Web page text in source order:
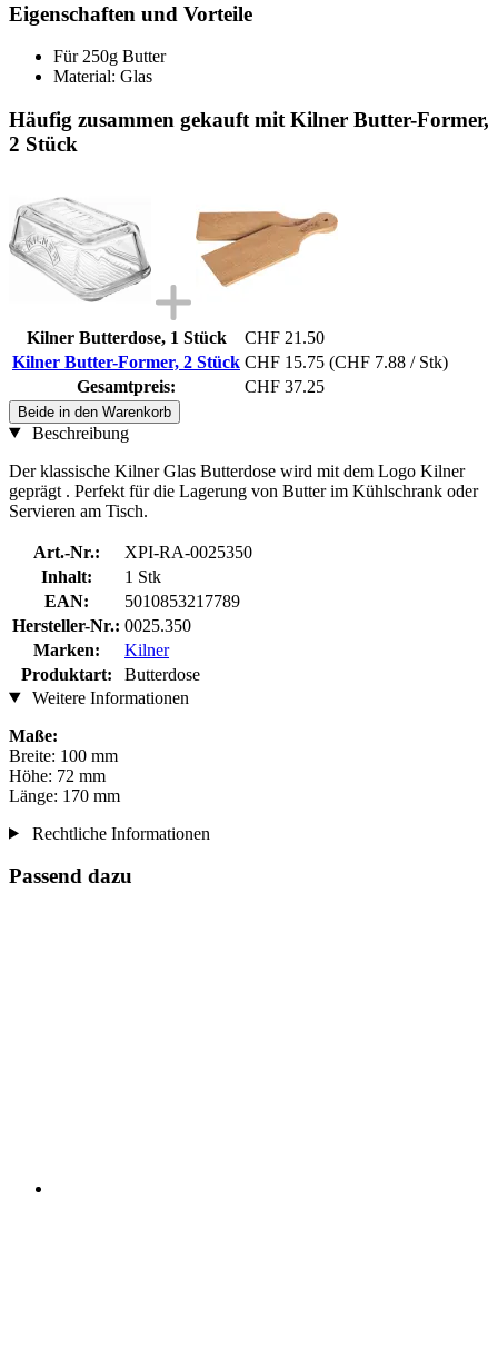
Eigenschaften und Vorteile
Für 250g Butter
Material: Glas
Häufig zusammen gekauft mit Kilner Butter-Former,
2 Stück
Kilner Butterdose, 1 Stück
CHF 21.50
Kilner Butter-Former, 2 Stück CHF 15.75 (CHF 7.88 / Stk)
Gesamtpreis:
CHF 37.25
Beide in den Warenkorb
Beschreibung
Der klassische Kilner Glas Butterdose wird mit dem Logo Kilner
geprägt . Perfekt für die Lagerung von Butter im Kühlschrank oder
Servieren am Tisch.
Art.-Nr.:
XPI-RA-0025350
Inhalt:
1 Stk
EAN:
5010853217789
Hersteller-Nr.: 0025.350
Marken:
Kilner
Produktart:
Butterdose
Weitere Informationen
Maße:
Breite: 100 mm
Höhe: 72 mm
Länge: 170 mm
Rechtliche Informationen
Passend dazu